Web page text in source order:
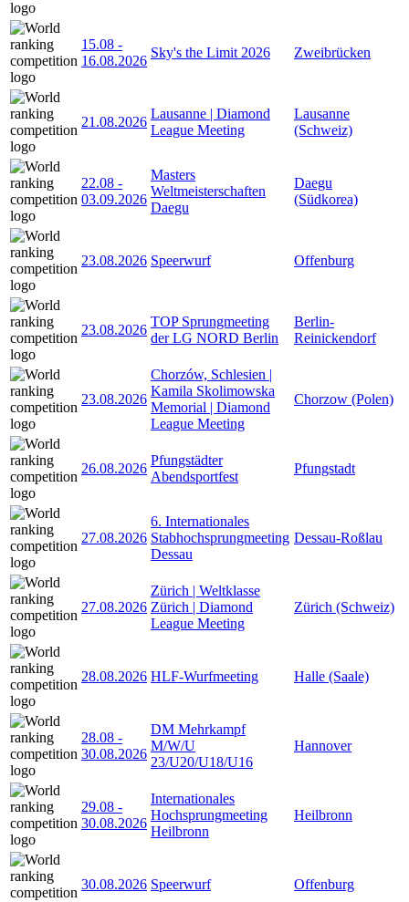
15.08 -
16.08.2026
Sky's the Limit 2026 Zweibrücken
21.08.2026
Lausanne | Diamond
League Meeting
Lausanne
(Schweiz)
22.08 -
03.09.2026
Masters
Weltmeisterschaften
Daegu
Daegu
(Südkorea)
23.08.2026 Speerwurf Offenburg
23.08.2026
TOP Sprungmeeting
der LG NORD Berlin
Berlin-
Reinickendorf
23.08.2026
Chorzów, Schlesien |
Kamila Skolimowska
Memorial | Diamond
League Meeting
Chorzow (Polen)
26.08.2026
Pfungstädter
Abendsportfest
Pfungstadt
27.08.2026
6. Internationales
Stabhochsprungmeeting
Dessau
Dessau-Roßlau
27.08.2026
Zürich | Weltklasse
Zürich | Diamond
League Meeting
Zürich (Schweiz)
28.08.2026 HLF-Wurfmeeting Halle (Saale)
28.08 -
30.08.2026
DM Mehrkampf
M/W/U
23/U20/U18/U16
Hannover
29.08 -
30.08.2026
Internationales
Hochsprungmeeting
Heilbronn
Heilbronn
30.08.2026 Speerwurf Offenburg